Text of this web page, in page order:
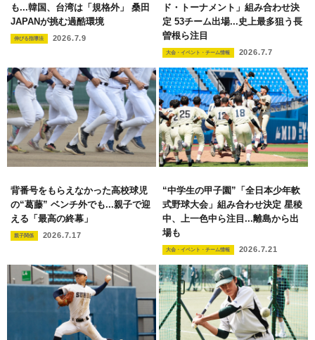
も...韓国、台湾は「規格外」 桑田
JAPANが挑む過酷環境
伸びる指導法 2026.7.9
ド・トーナメント」組み合わせ決
定 53チーム出場...史上最多狙う長
曽根ら注目
大会・イベント・チーム情報 2026.7.7
背番号をもらえなかった高校球児
の“葛藤” ベンチ外でも...親子で迎
える「最高の終幕」
親子関係 2026.7.17
“中学生の甲子園”「全日本少年軟
式野球大会」組み合わせ決定 星稜
中、上一色中ら注目...離島から出
場も
大会・イベント・チーム情報 2026.7.21